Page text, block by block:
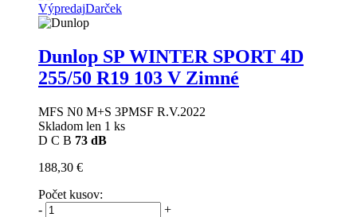
VýpredajDarček
Dunlop SP WINTER SPORT 4D
255/50 R19 103 V Zimné
MFS N0 M+S 3PMSF R.V.2022
Skladom len 1 ks
D C B 73 dB
188,30 €
Počet kusov:
-
+